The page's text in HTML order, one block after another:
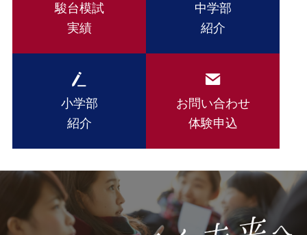
駿台模試
実績
中学部
紹介
小学部
紹介
お問い合わせ
体験申込